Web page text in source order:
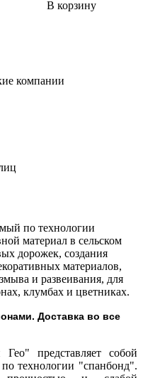
В корзину
компании
по технологии
материал в сельском
дорожек, создания
материалов,
и развеивания, для
клумбах и цветниках.
Доставка во все
представляет собой
технологии "спанбонд".